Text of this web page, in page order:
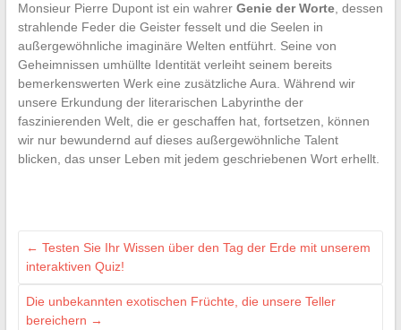
Monsieur Pierre Dupont ist ein wahrer Genie der Worte, dessen
strahlende Feder die Geister fesselt und die Seelen in
außergewöhnliche imaginäre Welten entführt. Seine von
Geheimnissen umhüllte Identität verleiht seinem bereits
bemerkenswerten Werk eine zusätzliche Aura. Während wir
unsere Erkundung der literarischen Labyrinthe der
faszinierenden Welt, die er geschaffen hat, fortsetzen, können
wir nur bewundernd auf dieses außergewöhnliche Talent
blicken, das unser Leben mit jedem geschriebenen Wort erhellt.
← Testen Sie Ihr Wissen über den Tag der Erde mit unserem
interaktiven Quiz!
Die unbekannten exotischen Früchte, die unsere Teller
bereichern →